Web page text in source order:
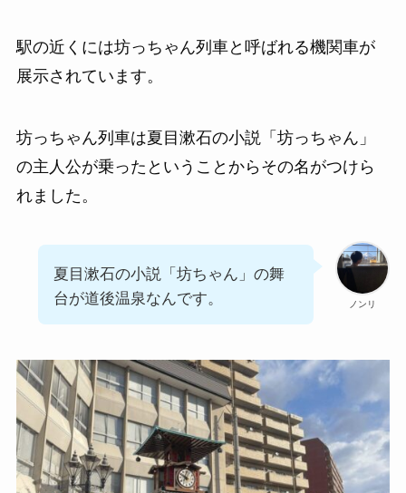
駅の近くには坊っちゃん列車と呼ばれる機関車が
展示されています。
坊っちゃん列車は夏目漱石の小説「坊っちゃん」
の主人公が乗ったということからその名がつけら
れました。
ノンリ
夏目漱石の小説「坊ちゃん」の舞
台が道後温泉なんです。